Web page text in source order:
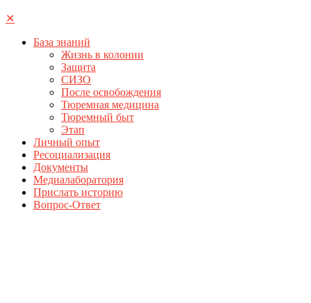
✕
База знаний
Жизнь в колонии
Защита
СИЗО
После освобождения
Тюремная медицина
Тюремный быт
Этап
Личный опыт
Ресоциализация
Документы
Медиалаборатория
Прислать историю
Вопрос-Ответ